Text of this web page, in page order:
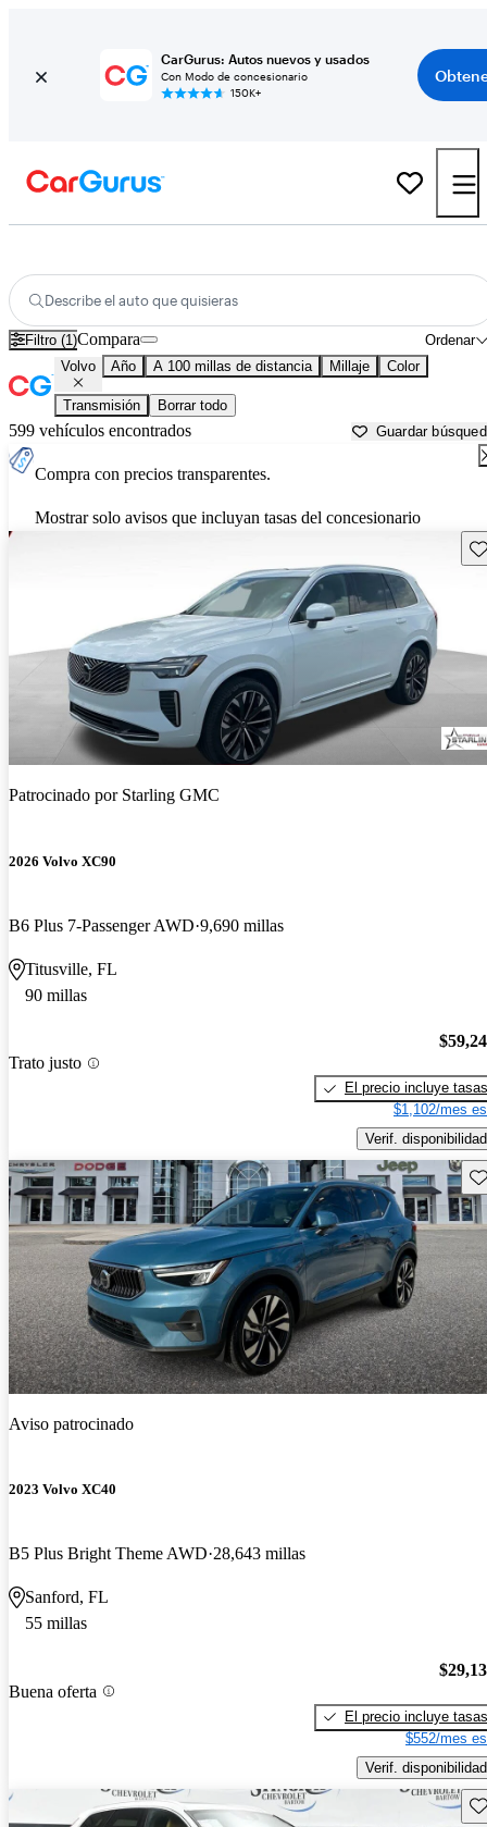
CarGurus: Autos nuevos y usados
Con Modo de concesionario
150K+
Describe el auto que quisieras
Filtro (1) Ordenar
Compara
Volvo Año A 100 millas de distancia Millaje Color
Transmisión Borrar todo
599 vehículos encontrados Guardar
Compra con precios transparentes.
Mostrar solo avisos que incluyan tasas del concesionario
Patrocinado por Starling GMC
2026 Volvo XC90
B6 Plus 7-Passenger AWD 9,690 millas
Titusville, FL
90 millas
Trato justo
El precio incluye tasas
$1,102/mes
Verif. disponibilidad
Aviso patrocinado
2023 Volvo XC40
B5 Plus Bright Theme AWD 28,643 millas
Sanford, FL
55 millas
Buena oferta
El precio incluye tasas
$552/mes
Verif. disponibilidad